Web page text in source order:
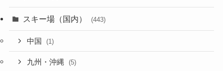
スキー場（国内） (443)
中国 (1)
九州・沖縄 (5)